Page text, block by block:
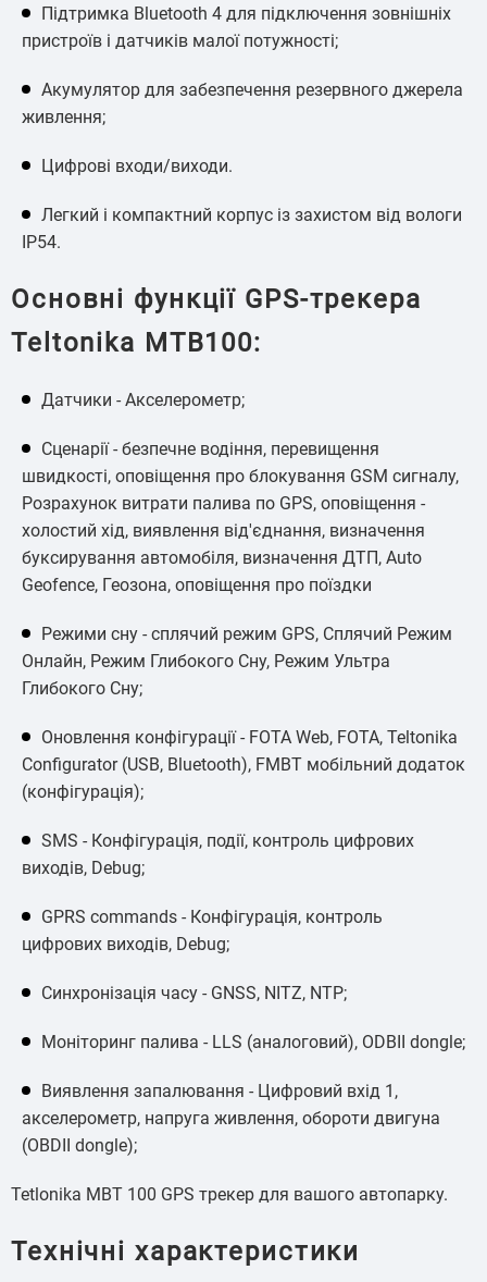
Підтримка Bluetooth 4 для підключення зовнішніх
пристроїв і датчиків малої потужності;
Акумулятор для забезпечення резервного джерела
живлення;
Цифрові входи/виходи.
Легкий і компактний корпус із захистом від вологи
IP54.
Основні функції GPS-трекера
Teltonika MTB100:
Датчики - Акселерометр;
Сценарії - безпечне водіння, перевищення
швидкості, оповіщення про блокування GSM сигналу,
Розрахунок витрати палива по GPS, оповіщення -
холостий хід, виявлення від'єднання, визначення
буксирування автомобіля, визначення ДТП, Auto
Geofence, Геозона, оповіщення про поїздки
Режими сну - сплячий режим GPS, Сплячий Режим
Онлайн, Режим Глибокого Сну, Режим Ультра
Глибокого Сну;
Оновлення конфігурації - FOTA Web, FOTA, Teltonika
Configurator (USB, Bluetooth), FMBT мобільний додаток
(конфігурація);
SMS - Конфігурація, події, контроль цифрових
виходів, Debug;
GPRS commands - Конфігурація, контроль
цифрових виходів, Debug;
Синхронізація часу - GNSS, NITZ, NTP;
Моніторинг палива - LLS (аналоговий), ODBII dongle;
Виявлення запалювання - Цифровий вхід 1,
акселерометр, напруга живлення, обороти двигуна
(OBDII dongle);
Tetlonika MBT 100 GPS трекер для вашого автопарку.
Технічні характеристики